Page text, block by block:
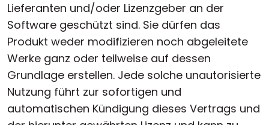
Lieferanten und/oder Lizenzgeber an der
Software geschützt sind. Sie dürfen das
Produkt weder modifizieren noch abgeleitete
Werke ganz oder teilweise auf dessen
Grundlage erstellen. Jede solche unautorisierte
Nutzung führt zur sofortigen und
automatischen Kündigung dieses Vertrags und